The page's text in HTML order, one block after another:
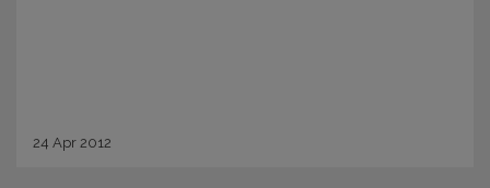
24 Apr 2012